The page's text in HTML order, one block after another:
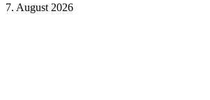
7. August 2026